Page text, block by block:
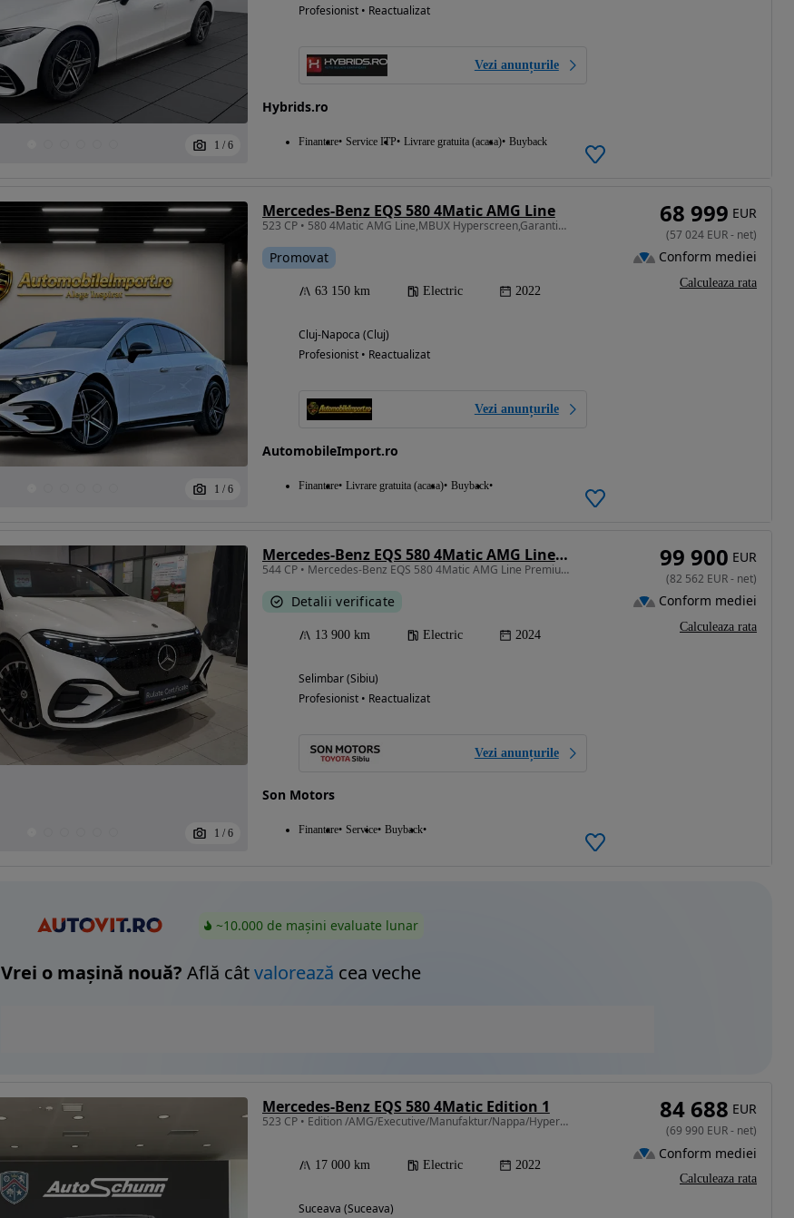
Eligibil pentru
1 / 6
Profesionist • Reactualizat
Vezi anunțurile
Hybrids.ro
Finantare Service ITP Livrare gratuita (acasa) Buyback
1 / 6
Mercedes-Benz EQS 580 4Matic AMG Line
523 CP • 580 4Matic AMG Line,MBUX Hyperscreen,Garantie,Leasing/Rate
Promovat
63 150 km Electric 2022
Cluj-Napoca (Cluj)
Profesionist • Reactualizat
Vezi anunțurile
AutomobileImport.ro
Finantare Livrare gratuita (acasa) Buyback
68 999 EUR
(57 024 EUR- net)
Conform mediei
Calculeaza rata
1 / 6
Mercedes-Benz EQS 580 4Matic AMG Line Premium
544 CP • Mercedes-Benz EQS 580 4Matic AMG Line Premium Plus IN STOC LA SIBIU
Detalii verificate
13 900 km Electric 2024
Selimbar (Sibiu)
Profesionist • Reactualizat
Vezi anunțurile
Son Motors
Finantare Service Buyback
99 900 EUR
(82 562 EUR- net)
Conform mediei
Calculeaza rata
~10.000 de mașini evaluate lunar
Vrei o mașină nouă? Află câtvalorează cea veche
Mercedes-Benz EQS 580 4Matic Edition 1
523 CP • Edition /AMG/Executive/Manufaktur/Nappa/Hyperscreen
17 000 km Electric 2022
Suceava (Suceava)
84 688 EUR
(69 990 EUR- net)
Conform mediei
Calculeaza rata